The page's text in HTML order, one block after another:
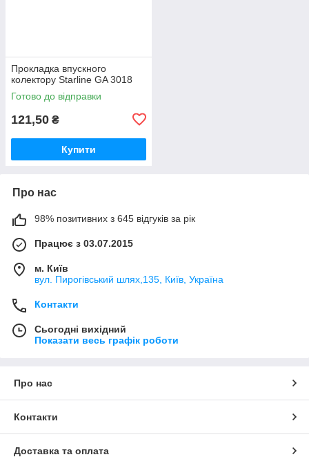
Прокладка впускного
колектору Starline GA 3018
Готово до відправки
121,50 ₴
Купити
Про нас
98% позитивних з 645 відгуків за рік
Працює з 03.07.2015
м. Київ
вул. Пирогівський шлях,135, Київ, Україна
Контакти
Сьогодні вихідний
Показати весь графік роботи
Про нас
Контакти
Доставка та оплата